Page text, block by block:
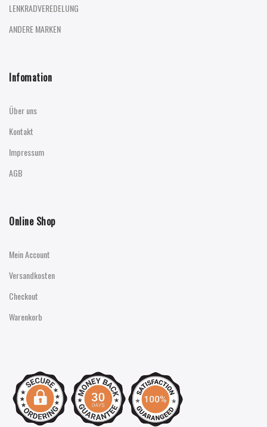
LENKRADVEREDELUNG
ANDERE MARKEN
Infomation
Über uns
Kontakt
Impressum
AGB
Online Shop
Mein Account
Versandkosten
Checkout
Warenkorb